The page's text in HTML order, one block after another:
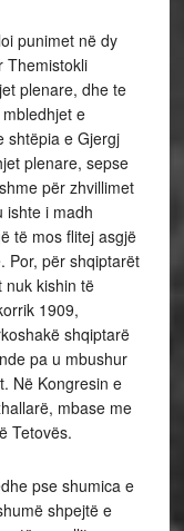
në dy
Themistokli
plenare, dhe te
e
shtëpia e Gjergj
plenare, sepse
për zhvillimet
ishte i madh
të mos flitej asgjë
Por, për shqiptarët
nuk kishin të
1909,
shqiptarë
pa u mbushur
Në Kongresin e
mbase me
Tetovës.
shumica e
shpejtë e